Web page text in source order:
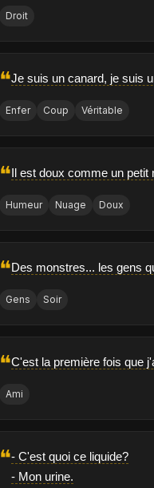
Droit
❝Je suis un canard, je suis
Enfer Coup Véritable
❝Il est doux comme un petit
Humeur Nuage Doux
❝Des monstres... les gens
Gens Soir
❝C'est la première fois que
Ami
❝- C'est quoi ce liquide?
- Mon urine.